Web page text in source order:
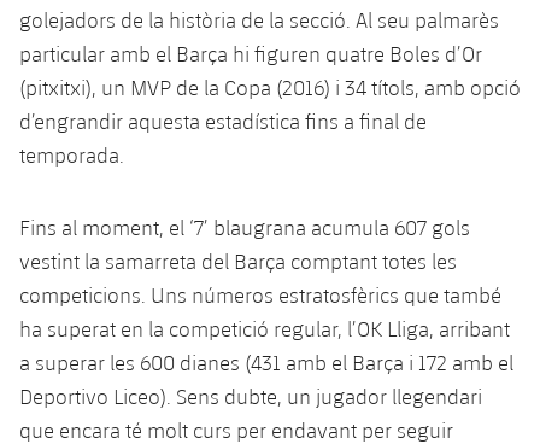
Estadi Johan Cruyff
Barça Cafe
La Masia
plusicon
més
Serveis Mèdics
Accessibilitat
Acreditacions
Instal·lacions
golejadors de la història de la secció. Al seu palmarès
particular amb el Barça hi figuren quatre Boles d’Or
(pitxitxi), un MVP de la Copa (2016) i 34 títols, amb opció
d’engrandir aquesta estadística fins a final de
temporada.
Fins al moment, el ‘7’ blaugrana acumula 607 gols
vestint la samarreta del Barça comptant totes les
competicions. Uns números estratosfèrics que també
ha superat en la competició regular, l’OK Lliga, arribant
a superar les 600 dianes (431 amb el Barça i 172 amb el
Deportivo Liceo). Sens dubte, un jugador llegendari
que encara té molt curs per endavant per seguir